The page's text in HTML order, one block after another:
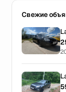
Свежие